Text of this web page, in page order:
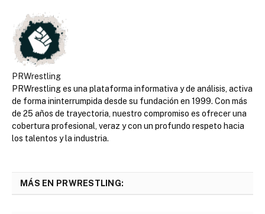
PRWrestling
PRWrestling es una plataforma informativa y de análisis, activa
de forma ininterrumpida desde su fundación en 1999. Con más
de 25 años de trayectoria, nuestro compromiso es ofrecer una
cobertura profesional, veraz y con un profundo respeto hacia
los talentos y la industria.
MÁS EN PRWRESTLING: